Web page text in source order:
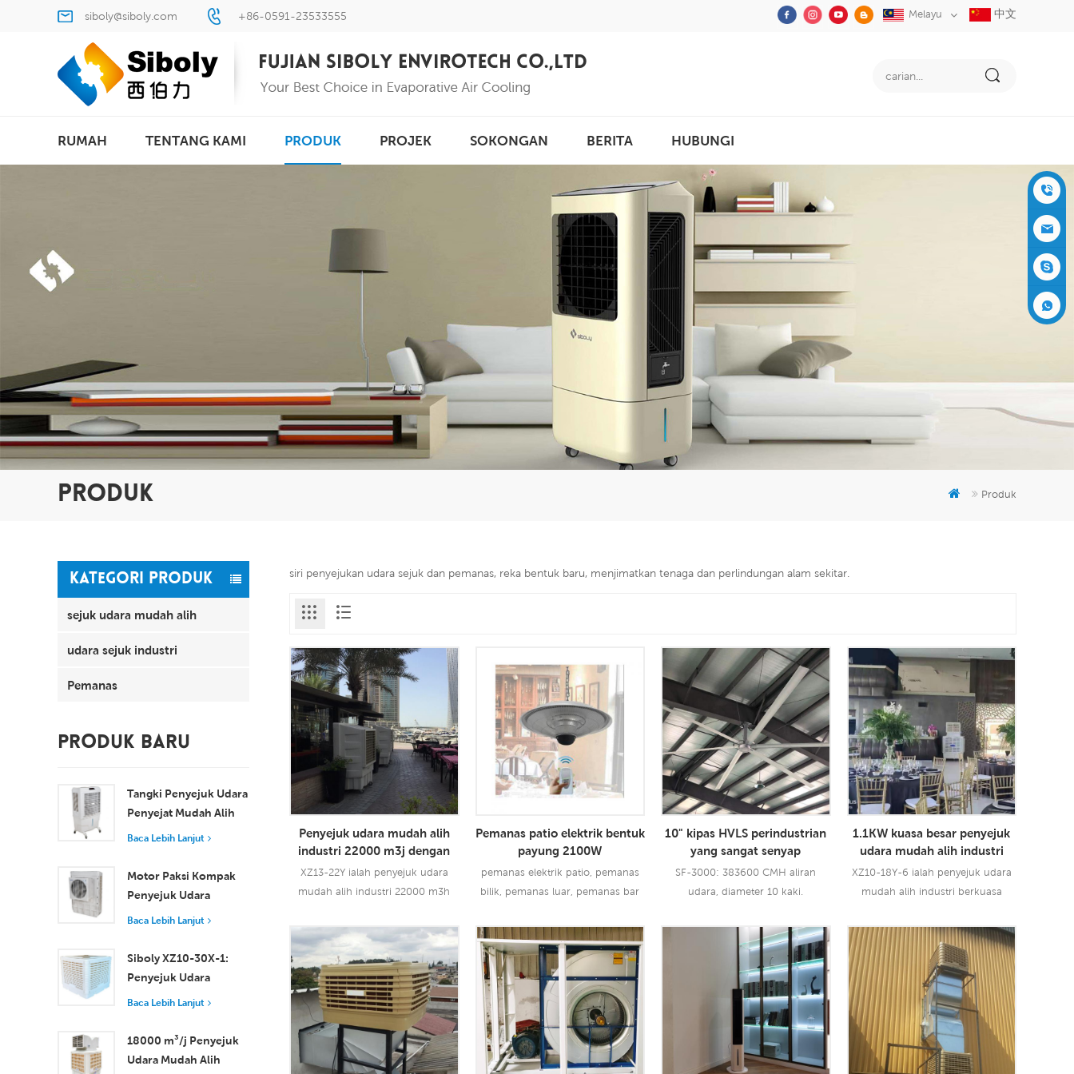
siboly@siboly.com +86-0591-23533555 Melayu 中文
RUMAH TENTANG KAMI PRODUK PROJEK SOKONGAN BERITA HUBUNGI
PRODUK Produk
KATEGORI PRODUK
sejuk udara mudah alih
udara sejuk industri
Pemanas
PRODUK BARU
Tangki Penyejuk Udara
Penyejat Mudah Alih
100L 8000 m³/j XZ13-
Baca Lebih Lanjut
Motor Paksi Kompak
Penyejuk Udara
Tingkap Penyejukan
hingga Sederhana
Baca Lebih Lanjut
Siboly XZ10-30X-1:
Penyejuk Udara
Pengewapan
m3/j
Baca Lebih Lanjut
18000 m³/j Penyejuk
Udara Mudah Alih
siri penyejukan udara sejuk dan pemanas, reka bentuk baru, menjimatkan tenaga dan perlindungan alam sekitar.
Penyejuk udara mudah alih
industri 22000 m3j dengan
alat kawalan jauh
XZ13-22Y ialah penyejuk udara
mudah alih industri 22000 m3h
mengguna pakai teknologi
penyejukan penyejatan terkemuka
industri untuk menyejukkan udara
panas dan meniup angin sejuk
dan lembap untuk pengguna, ia
menginovasikan penggunaan reka
bentuk saluran keluar udara dwi
untuk meniup angin yang lebih
Baca Lebih Lanjut
Pemanas patio elektrik bentuk
payung 2100W
pemanas elektrik patio, pemanas
bilik, pemanas luar, pemanas bar
Baca Lebih Lanjut
10" kipas HVLS perindustrian
yang sangat senyap
SF-3000: 383600 CMH aliran
udara, diameter 10 kaki.
Baca Lebih Lanjut
1.1KW kuasa besar penyejuk
udara mudah alih industri
dengan penyebar udara
XZ10-18Y-6 ialah penyejuk udara
mudah alih industri berkuasa
udara, dan ia menggunakan
teknologi penyejukan penyejatan
terkemuka industri untuk
menyejukkan udara panas dan
meniup angin sejuk dan lembap
untuk pengguna, ia
menginovasikan penggunaan reka
bentuk saluran keluar udara dwi
Baca Lebih Lanjut
+86-05
91-2353
3555
siboly@s
iboly.co
evaporat
er
5951777